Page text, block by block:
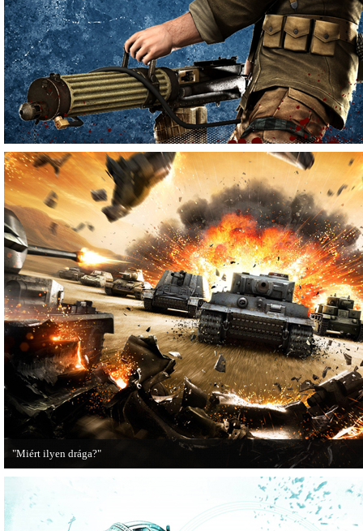
"Miért ilyen drága?"
A PC Guru utánajárt, miért kerülnek olyan sokba a AAA-kategóriás